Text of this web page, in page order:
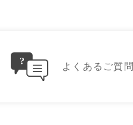
よくあるご質問